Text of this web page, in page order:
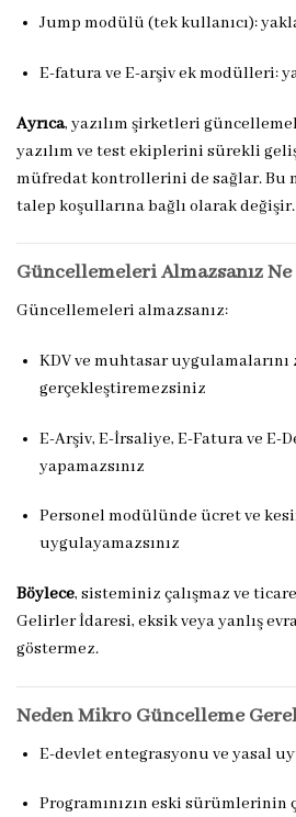
Jump modülü (tek kullanıcı):
E-fatura ve E-arşiv ek modülleri:
Ayrıca, yazılım şirketleri
yazılım ve test ekiplerini sürekli
müfredat kontrollerini de sağlar. Bu
talep koşullarına bağlı olarak değişir.
Güncellemeleri Almazsanız
Güncellemeleri almazsanız:
KDV ve muhtasar uygulamalarını
gerçekleştiremezsiniz
E-Arşiv, E-İrsaliye, E-Fatura ve E-
yapamazsınız
Personel modülünde ücret ve
uygulayamazsınız
Böylece, sisteminiz çalışmaz ve
Gelirler İdaresi, eksik veya yanlış
göstermez.
Neden Mikro Güncelleme
E-devlet entegrasyonu ve yasal
Programınızın eski sürümlerinin